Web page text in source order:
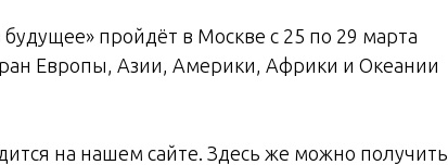
пройдёт в Москве с 25 по 29 марта
Европы, Азии, Америки, Африки и Океании
на нашем сайте. Здесь же можно получить